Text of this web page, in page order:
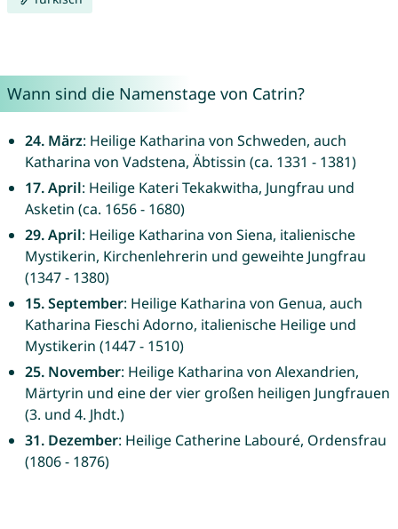
Wann sind die Namenstage von Catrin?
24. März: Heilige Katharina von Schweden, auch
Katharina von Vadstena, Äbtissin (ca. 1331 - 1381)
17. April: Heilige Kateri Tekakwitha, Jungfrau und
Asketin (ca. 1656 - 1680)
29. April: Heilige Katharina von Siena, italienische
Mystikerin, Kirchenlehrerin und geweihte Jungfrau
(1347 - 1380)
15. September: Heilige Katharina von Genua, auch
Katharina Fieschi Adorno, italienische Heilige und
Mystikerin (1447 - 1510)
25. November: Heilige Katharina von Alexandrien,
Märtyrin und eine der vier großen heiligen Jungfrauen
(3. und 4. Jhdt.)
31. Dezember: Heilige Catherine Labouré, Ordensfrau
(1806 - 1876)